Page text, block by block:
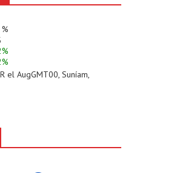
%
%
el AugGMT00, Suníam,